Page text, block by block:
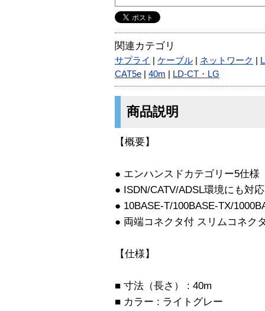
関連カテゴリ
サプライ ケーブル ネットワーク
CAT5e
40m LD-CT・LG
商品説明
【概要】
● エンハンスドカテゴリー5仕様
● ISDN/CATV/ADSL環境にも対応
● 10BASE-T/100BASE-TX/
● 両端コネクタ付 スリムコネク
【仕様】
■ 寸法（長さ） : 40m
■ カラー : ライトグレー